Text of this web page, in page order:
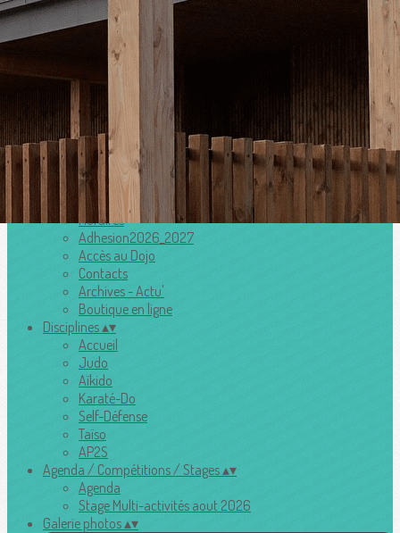
Menu
Ajoutez un logo, un bouton, des réseaux sociaux
Cliquez pour éditer
Accueil▴ ▾
Le club ▾
Horaires
Adhesion2026_2027
Accès au Dojo
Contacts
Archives - Actu'
Boutique en ligne
Disciplines▴▾
Accueil
Judo
Aïkido
Karaté-Do
Self-Défense
Taïso
AP2S
Agenda / Compétitions / Stages▴▾
Agenda
Stage Multi-activités aout 2026
Galerie photos▴▾